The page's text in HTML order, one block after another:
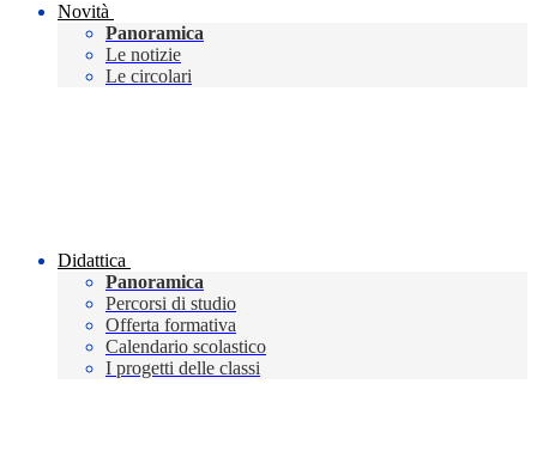
Novità
Panoramica
Le notizie
Le circolari
Didattica
Panoramica
Percorsi di studio
Offerta formativa
Calendario scolastico
I progetti delle classi